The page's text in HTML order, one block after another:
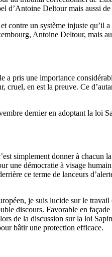
d’Antoine Deltour mais aussi
un système injuste qu’il
Antoine Deltour, mais
pris une importance
cruel, en est la preuve. Ce
dernier en adoptant la loi
simplement donner à
une démocratie à visage
ce terme de lanceurs
je suis lucide sur le
discours. Favorable en
de la discussion sur la loi
bâtir une protection efficace.